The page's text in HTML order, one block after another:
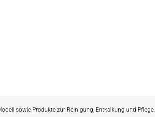
sowie Produkte zur Reinigung, Entkalkung und Pflege.